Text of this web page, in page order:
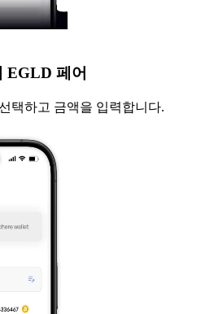
페어
택하고 금액을 입력합니다.